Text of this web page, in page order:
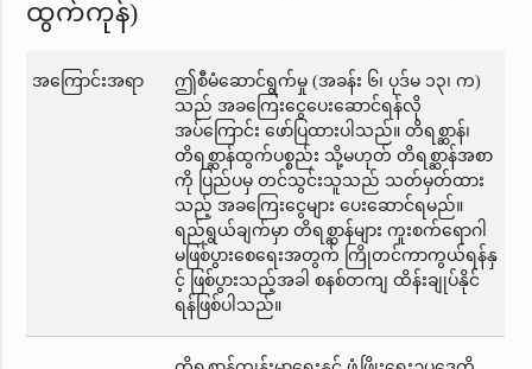
ထွက်ကုန်)
အကြောင်းအရာ
ဤစီမံဆောင်ရွက်မှု (အခန်း ၆၊ ပုဒ်မ ၁၃၊ က)
သည် အခကြေးငွေပေးဆောင်ရန်လို
အပ်ကြောင်း ဖော်ပြထားပါသည်။ တိရစ္ဆာန်၊
တိရစ္ဆာန်ထွက်ပစ္စည်း သို့မဟုတ် တိရစ္ဆာန်အစာ
ကို ပြည်ပမှ တင်သွင်းသူသည် သတ်မှတ်ထား
သည့် အခကြေးငွေများ ပေးဆောင်ရမည်။
ရည်ရွယ်ချက်မှာ တိရစ္ဆာန်များ ကူးစက်ရောဂါ
မဖြစ်ပွားစေရေးအတွက် ကြိုတင်ကာကွယ်ရန်နှ
င့် ဖြစ်ပွားသည့်အခါ စနစ်တကျ ထိန်းချုပ်နိုင်
ရန်ဖြစ်ပါသည်။